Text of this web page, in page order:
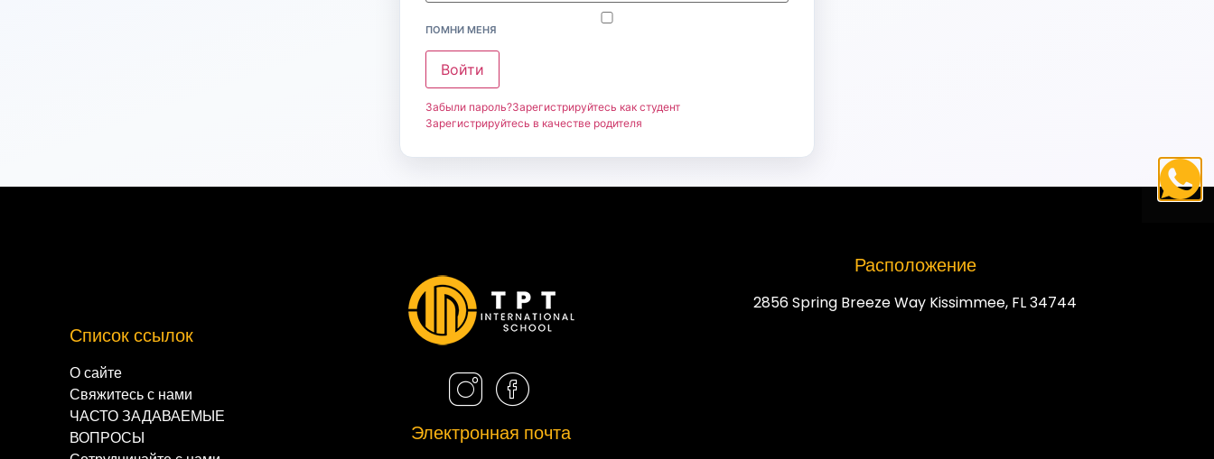
ПОМНИ МЕНЯ
Войти
Забыли пароль?Зарегистрируйтесь как студент
Зарегистрируйтесь в качестве родителя
Список ссылок
О сайте
Свяжитесь с нами
ЧАСТО ЗАДАВАЕМЫЕ
ВОПРОСЫ
Электронная почта
Расположение
2856 Spring Breeze Way Kissimmee, FL 34744